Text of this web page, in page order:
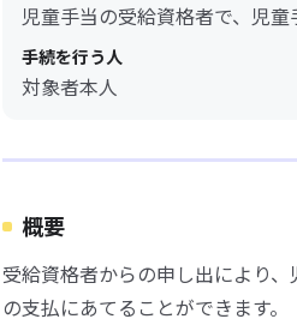
児童手当の受給資格者で、児
手続を行う人
対象者本人
概要
受給資格者からの申し出により
の支払にあてることができます。